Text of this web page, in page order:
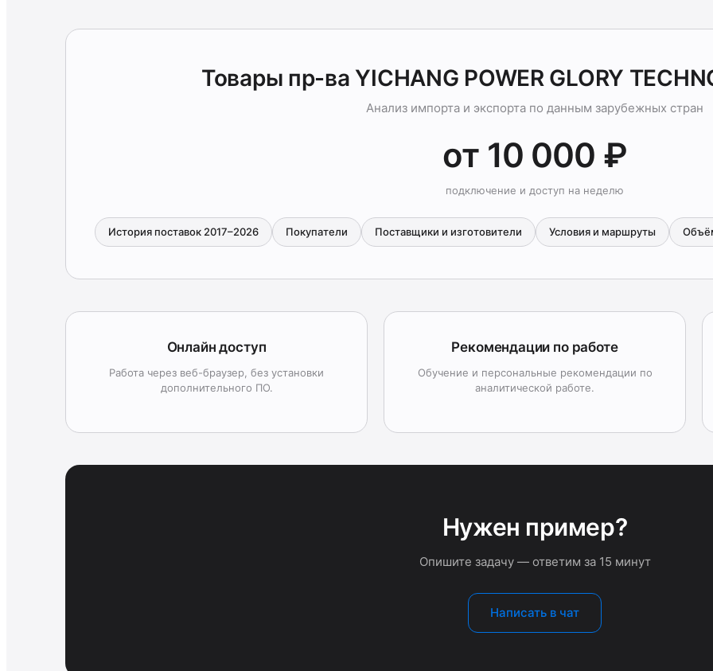
Товары пр-ва YICHANG POWER GLORY
Анализ импорта и экспорта по данным зарубежных стран
от 10 000 ₽
подключение и доступ на неделю
История поставок 2017–2026 Покупатели Поставщики и изготовители Условия и маршруты
Онлайн доступ
Работа через веб-браузер, без установки
дополнительного ПО.
Рекомендации по работе
Обучение и персональные рекомендации по
аналитической работе.
Нужен пример?
Опишите задачу — ответим за 15 минут
Написать в чат